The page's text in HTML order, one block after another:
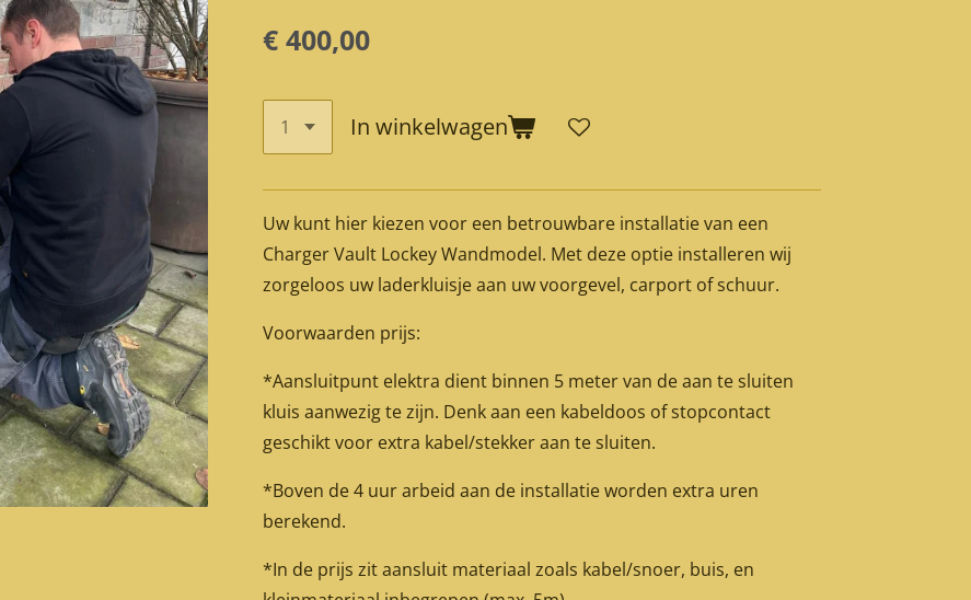
€ 400,00
In winkelwagen
Uw kunt hier kiezen voor een betrouwbare installatie van een
Charger Vault Lockey Wandmodel. Met deze optie installeren wij
zorgeloos uw laderkluisje aan uw voorgevel, carport of schuur.
Voorwaarden prijs:
*Aansluitpunt elektra dient binnen 5 meter van de aan te sluiten
kluis aanwezig te zijn. Denk aan een kabeldoos of stopcontact
geschikt voor extra kabel/stekker aan te sluiten.
*Boven de 4 uur arbeid aan de installatie worden extra uren
berekend.
*In de prijs zit aansluit materiaal zoals kabel/snoer, buis, en